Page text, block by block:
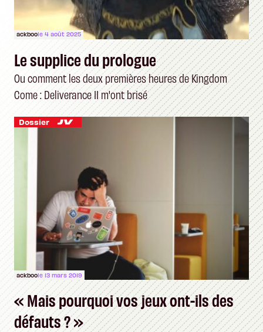
ackboole 4 août 2025
Le supplice du prologue
Ou comment les deux premières heures de Kingdom
Come : Deliverance II m'ont brisé
Dossier
ackboole 13 mars 2019
« Mais pourquoi vos jeux ont-ils des
défauts ? »